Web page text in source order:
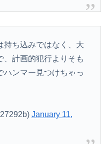
持ち込みではなく、大
、計画的犯行よりそも
ハンマー見つけちゃっ
January 11,